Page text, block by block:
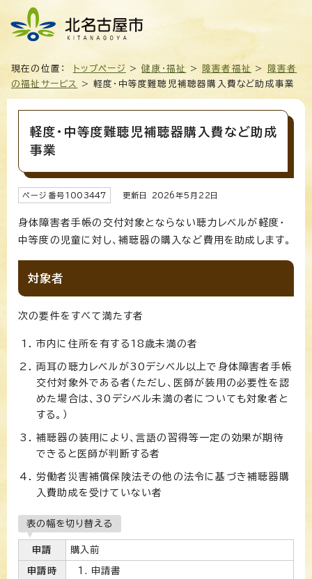
現在の位置： トップページ >健康・福祉 > 障害者福祉 >
障害者
の福祉サービス
> 軽度・中等度難聴児補聴器購入費など助成事業
軽度・中等度難聴児補聴器購入費など助成
事業
ページ番号1003447 更新日 2026年5月 22 日
身体障害者手帳の交付対象とならない聴力レベルが軽度・
中等度の児童に対し、補聴器の購入など費用を助成します。
対象者
次の要件をすべて満たす者
市内に住所を有する18歳未満の者
両耳の聴力レベルが30デシベル以上で身体障害者手帳
交付対象外である者（ただし、医師が装用の必要性を認
めた場合は、30デシベル未満の者についても対象者と
する。）
補聴器の装用により、言語の習得等一定の効果が期待
できると医師が判断する者
労働者災害補償保険法その他の法令に基づき補聴器購
入費助成を受けていない者
表の幅を切り替える
申請 購入前
申請時
申請書